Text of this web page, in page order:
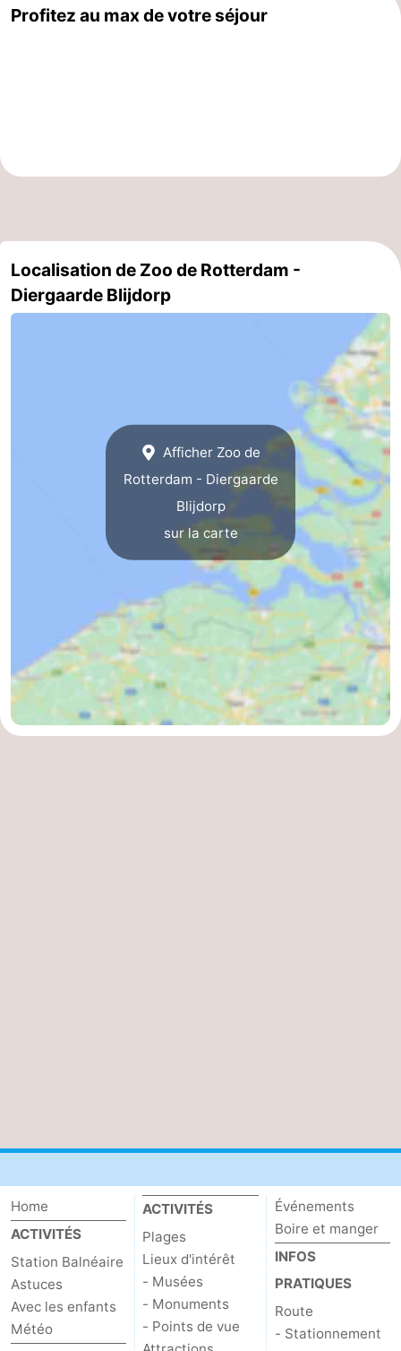
Zierikzee
-
Kop
Contact
Profitez au max de votre séjour
Localisation de Zoo de Rotterdam -
Diergaarde Blijdorp
Afficher Zoo de
Rotterdam - Diergaarde
Blijdorp
sur la carte
Home
ACTIVITÉS
Station Balnéaire
Astuces
Avec les enfants
Météo
ACTIVITÉS
Plages
Lieux d'intérêt
- Musées
- Monuments
- Points de vue
Événements
Boire et manger
INFOS
PRATIQUES
Route
- Stationnement